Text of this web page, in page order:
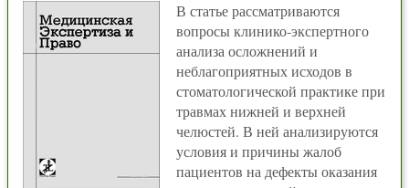
В статье рассматриваются
вопросы клинико-экспертного
анализа осложнений и
неблагоприятных исходов в
стоматологической практике при
травмах нижней и верхней
челюстей. В ней анализируются
условия и причины жалоб
пациентов на дефекты оказания